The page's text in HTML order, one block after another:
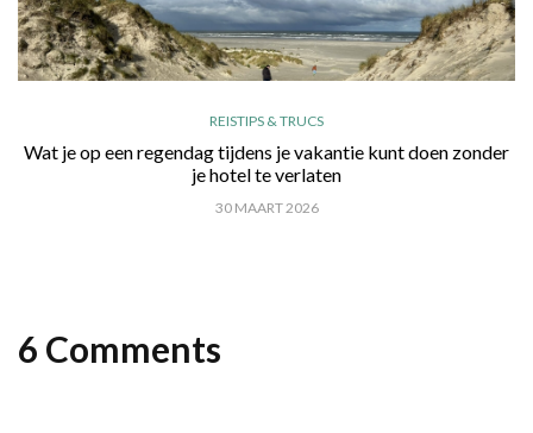
REISTIPS & TRUCS
Wat je op een regendag tijdens je vakantie kunt doen zonder
je hotel te verlaten
30 MAART 2026
6 Comments